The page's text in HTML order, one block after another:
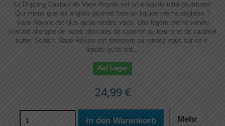
La Dripping Custard de Vape Royale est un e-liquide ultra-gourmand.
Qui mieux que les anglais pourrait faire un liquide crème anglaise ?
Vape Royale est plus qu'au rendez-vous. Une légère crème vanille
custard allongée de notes délicates de caramel au beurre et de caramel
butter Scotch. Vape Royale est tellement au rendez-vous sur ce e-
liquide qu'ils ont...
Auf Lager
24,99 €
In den Warenkorb Mehr